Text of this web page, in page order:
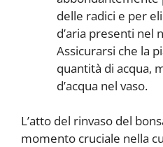
delle radici e per
d’aria presenti nel
Assicurarsi che la
quantità di acqua,
d’acqua nel vaso.
L’atto del rinvaso del
momento cruciale nella